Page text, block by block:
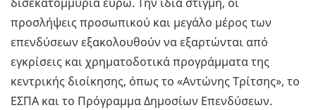
προσλήψεις προσωπικού και μεγάλο μέρος των
επενδύσεων εξακολουθούν να εξαρτώνται από
εγκρίσεις και χρηματοδοτικά προγράμματα της
κεντρικής διοίκησης, όπως το «Αντώνης Τρίτσης», το
ΕΣΠΑ και το Πρόγραμμα Δημοσίων Επενδύσεων.